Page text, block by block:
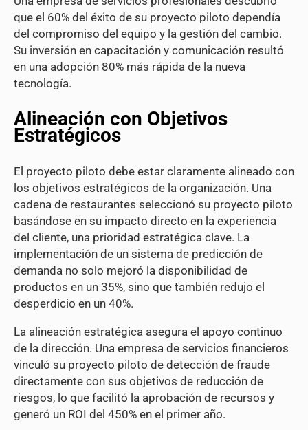
que el 60% del éxito de su proyecto piloto dependía
del compromiso del equipo y la gestión del cambio.
Su inversión en capacitación y comunicación resultó
en una adopción 80% más rápida de la nueva
tecnología.
Alineación con Objetivos
Estratégicos
El proyecto piloto debe estar claramente alineado con
los objetivos estratégicos de la organización. Una
cadena de restaurantes seleccionó su proyecto piloto
basándose en su impacto directo en la experiencia
del cliente, una prioridad estratégica clave. La
implementación de un sistema de predicción de
demanda no solo mejoró la disponibilidad de
productos en un 35%, sino que también redujo el
desperdicio en un 40%.
La alineación estratégica asegura el apoyo continuo
de la dirección. Una empresa de servicios financieros
vinculó su proyecto piloto de detección de fraude
directamente con sus objetivos de reducción de
riesgos, lo que facilitó la aprobación de recursos y
generó un ROI del 450% en el primer año.